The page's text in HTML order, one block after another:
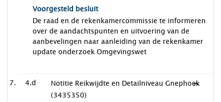
Voorgesteld besluit
De raad en de rekenkamercommissie te informeren
over de aandachtspunten en uitvoering van de
aanbevelingen naar aanleiding van de rekenkamer
update onderzoek Omgevingswet
4.d
Notitie Reikwijdte en Detailniveau Gnephoek
(3435350)